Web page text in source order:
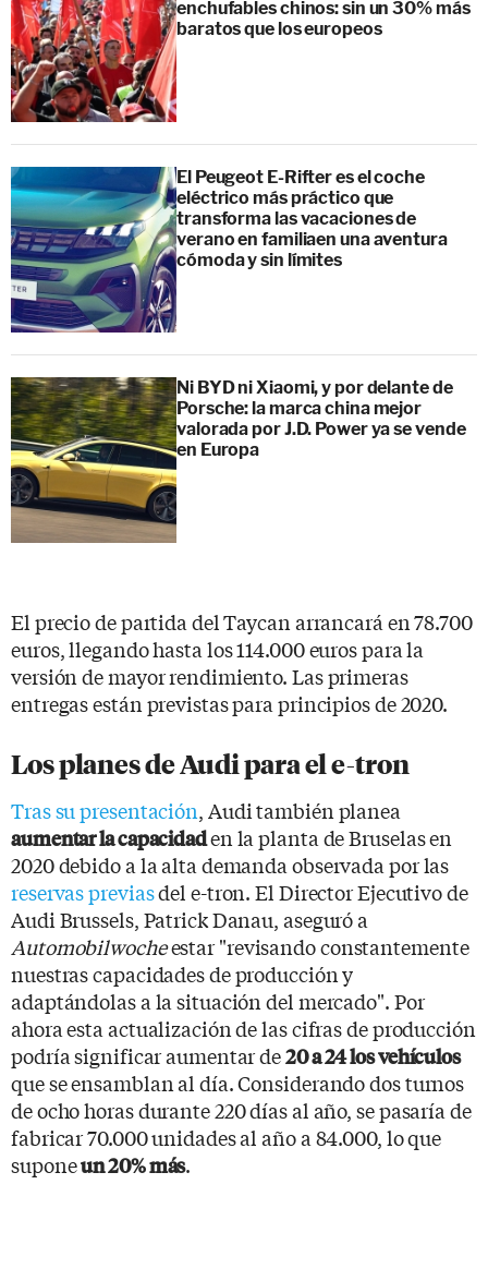
enchufables chinos: sin un 30% más
baratos que los europeos
El Peugeot E-Rifter es el coche
eléctrico más práctico que
transforma las vacaciones de
verano en familiaen una aventura
cómoda y sin límites
Ni BYD ni Xiaomi, y por delante de
Porsche: la marca china mejor
valorada por J.D. Power ya se vende
en Europa
El precio de partida del Taycan arrancará en 78.700
euros, llegando hasta los 114.000 euros para la
versión de mayor rendimiento. Las primeras
entregas están previstas para principios de 2020.
Los planes de Audi para el e-tron
Tras su presentación, Audi también planea
aumentar la capacidaden la planta de Bruselas en
2020 debido a la alta demanda observada por las
reservas previasdel e-tron. El Director Ejecutivo de
Audi Brussels, Patrick Danau, aseguró a
Automobilwocheestar "revisando constantemente
nuestras capacidades de producción y
adaptándolas a la situación del mercado". Por
ahora esta actualización de las cifras de producción
podría significar aumentar de20 a 24 los vehículos
que se ensamblan al día. Considerando dos turnos
de ocho horas durante 220 días al año, se pasaría de
fabricar 70.000 unidades al año a 84.000, lo que
suponeun 20% más.